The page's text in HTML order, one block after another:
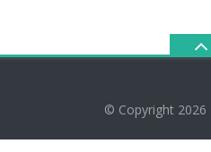
© Copyright 2026